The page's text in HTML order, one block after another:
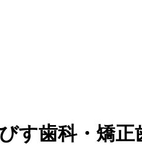
す歯科・矯